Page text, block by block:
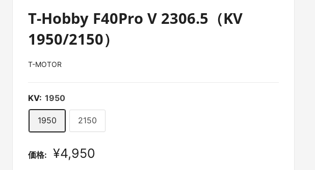
T-Hobby F40Pro V 2306.5（KV
1950/2150）
T-MOTOR
KV: 1950
1950 2150
価格:
販
¥4,950